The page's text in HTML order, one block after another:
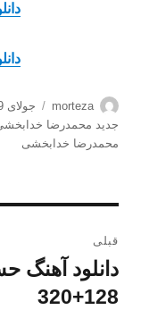
نویسنده
morteza
ارسال
شده
در
جولای 9, 2022
جدید محمدرضا
محمدرضا خدابخشی
نوشته
قبلی
نوشته
قبلی:
دانلود آهنگ
128+320